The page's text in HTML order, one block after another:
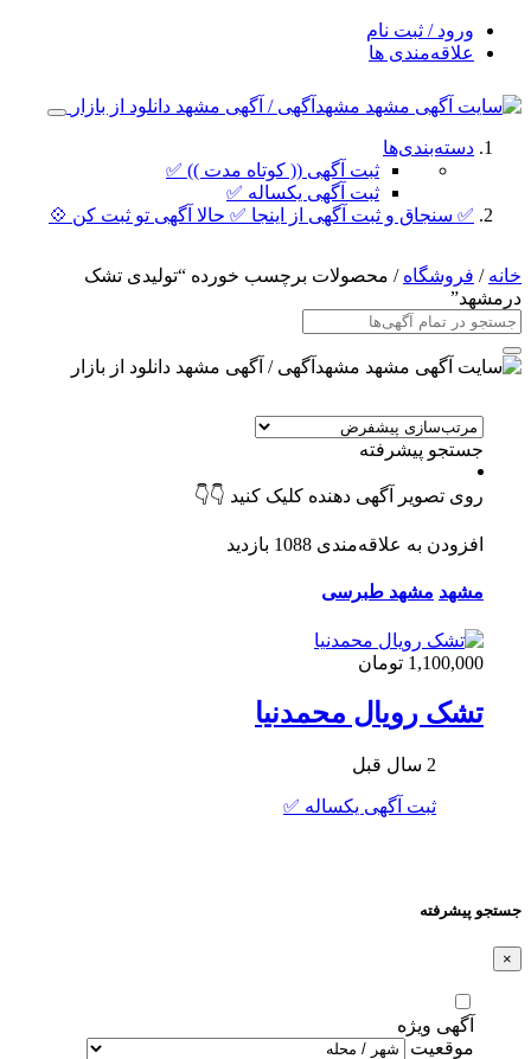
ورود / ثبت نام
علاقه‌مندی ها
دسته‌بندی‌ها
ثبت آگهی (( کوتاه مدت )) ✅
ثبت آگهی یکساله ✅
✅ سنجاق و ثبت آگهی از اینجا ✅ حالا آگهی تو ثبت کن 💠
خانه / فروشگاه / محصولات برچسب خورده “تولیدی تشک
درمشهد”
جستجو پیشرفته
روی تصویر آگهی دهنده کلیک کنید 👇👇
افزودن به علاقه‌مندی 1088 بازدید
مشهد مشهد طبرسی
1,100,000 تومان
تشک رویال محمدنیا
2 سال قبل
ثبت آگهی یکساله ✅
جستجو پیشرفته
×
آگهی ویژه
موقعیت